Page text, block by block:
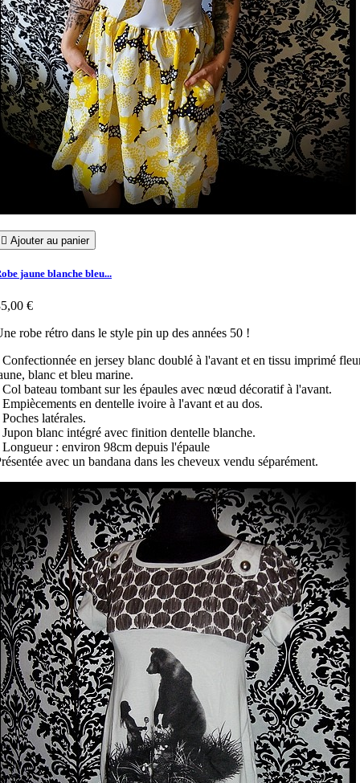
 Ajouter au panier
jaune blanche bleu...
€
robe rétro dans le style pin up des années 50 !
Confectionnée en jersey blanc doublé à l'avant et en tissu imprimé
blanc et bleu marine.
Col bateau tombant sur les épaules avec nœud décoratif à l'avant.
Empiècements en dentelle ivoire à l'avant et au dos.
Poches latérales.
Jupon blanc intégré avec finition dentelle blanche.
Longueur : environ 98cm depuis l'épaule
avec un bandana dans les cheveux vendu séparément.